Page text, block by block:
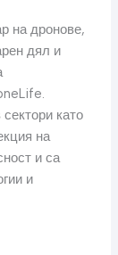
на дронове,
дял и
като
на
и са
и